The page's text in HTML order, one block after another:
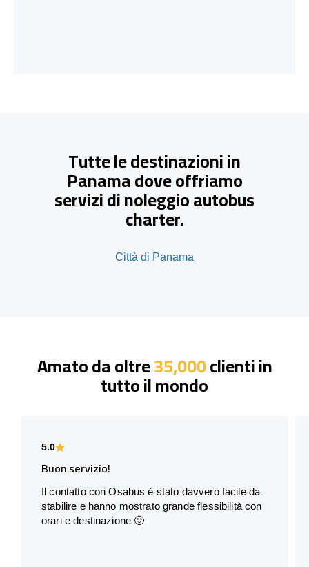
Tutte le destinazioni in
Panama dove offriamo
servizi di noleggio autobus
charter.
Città di Panama
Amato da oltre35,000clienti in
tutto il mondo
5.0
Buon servizio!
Il contatto con Osabus è stato davvero facile da
stabilire e hanno mostrato grande flessibilità con
orari e destinazione 🙂